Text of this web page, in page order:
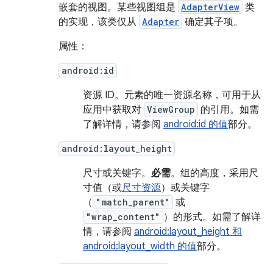
嵌套的视图。某些视图组是 AdapterView 类
的实现，该类仅从 Adapter 确定其子项。
属性：
android:id
资源 ID。 元素的唯一资源名称，可用于从
应用中获取对 ViewGroup 的引用。如需
了解详情，请参阅 android:id 的值部分。
android:layout_height
尺寸或关键字。 必需。组的高度，采用尺
寸值（或尺寸资源）或关键字
（ "match_parent" 或
"wrap_content" ）的形式。如需了解详
情，请参阅 android:layout_height 和
android:layout_width 的值部分。